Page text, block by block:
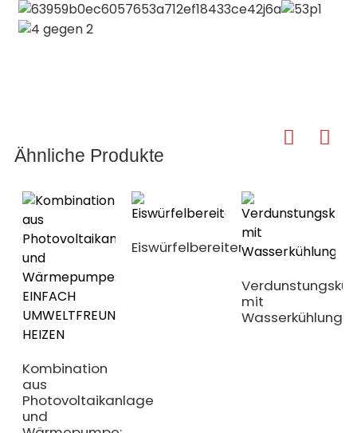
Ähnliche Produkte
Kombination
aus
Photovoltaikanlage
und
Eiswürfelbereiter
mit
Wasserkühlung